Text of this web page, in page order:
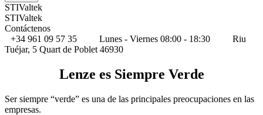
STIValtek
STIValtek
Contáctenos
+34 961 09 57 35
Lunes - Viernes 08:00 - 18:30
Riu
Tuéjar, 5 Quart de Poblet 46930
Lenze es Siempre Verde
Ser siempre “verde” es una de las principales preocupaciones en las
empresas.